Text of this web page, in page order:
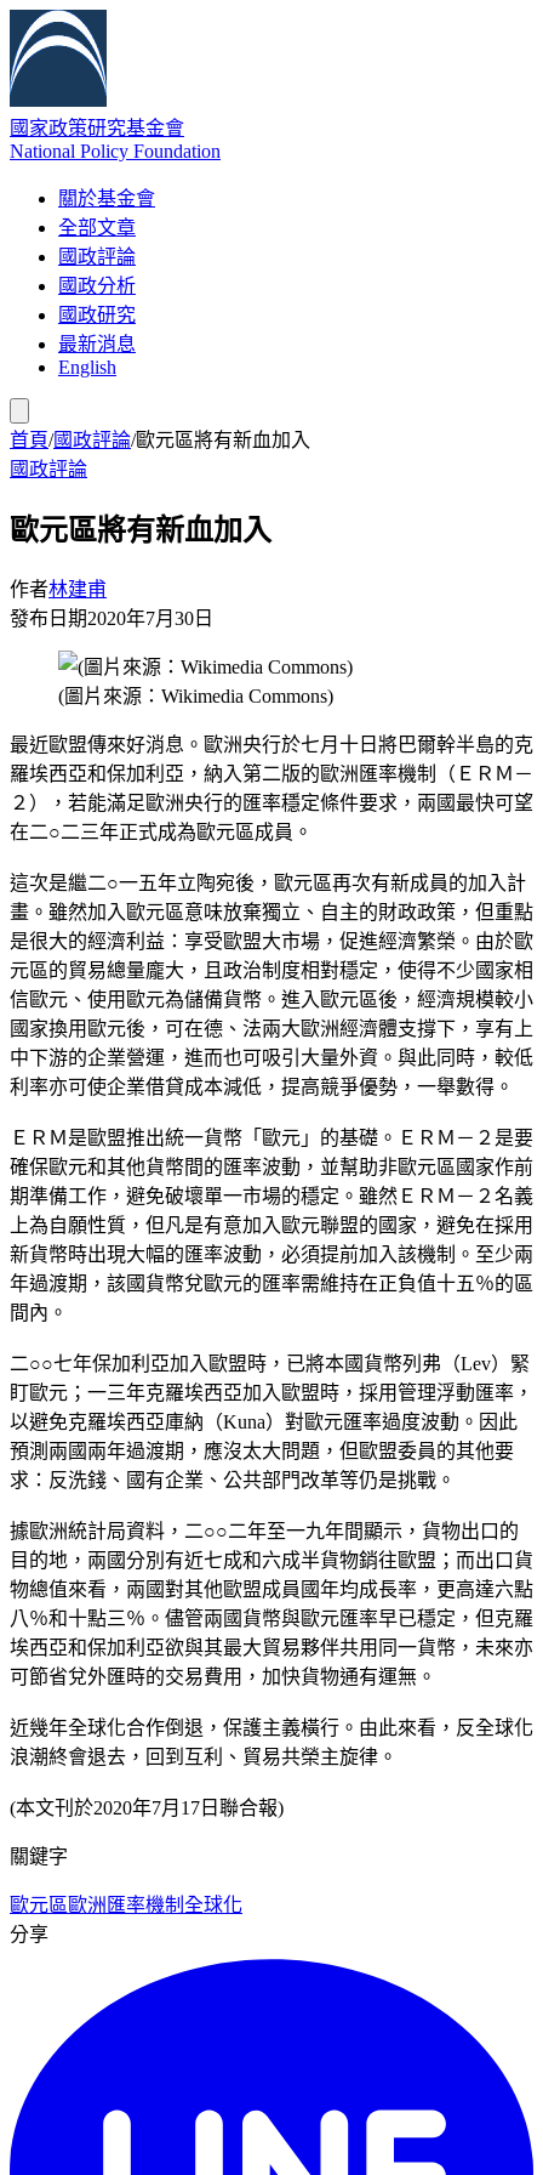
國家政策研究基金會
National Policy Foundation
關於基金會
全部文章
國政評論
國政分析
國政研究
最新消息
English
首頁/國政評論/歐元區將有新血加入
國政評論
歐元區將有新血加入
作者林建甫
發布日期2020年7月30日
(圖片來源：Wikimedia Commons)
最近歐盟傳來好消息。歐洲央行於七月十日將巴爾幹半島的克
羅埃西亞和保加利亞，納入第二版的歐洲匯率機制（ＥＲＭ－
２），若能滿足歐洲央行的匯率穩定條件要求，兩國最快可望
在二○二三年正式成為歐元區成員。
這次是繼二○一五年立陶宛後，歐元區再次有新成員的加入計
畫。雖然加入歐元區意味放棄獨立、自主的財政政策，但重點
是很大的經濟利益：享受歐盟大市場，促進經濟繁榮。由於歐
元區的貿易總量龐大，且政治制度相對穩定，使得不少國家相
信歐元、使用歐元為儲備貨幣。進入歐元區後，經濟規模較小
國家換用歐元後，可在德、法兩大歐洲經濟體支撐下，享有上
中下游的企業營運，進而也可吸引大量外資。與此同時，較低
利率亦可使企業借貸成本減低，提高競爭優勢，一舉數得。
ＥＲＭ是歐盟推出統一貨幣「歐元」的基礎。ＥＲＭ－２是要
確保歐元和其他貨幣間的匯率波動，並幫助非歐元區國家作前
期準備工作，避免破壞單一市場的穩定。雖然ＥＲＭ－２名義
上為自願性質，但凡是有意加入歐元聯盟的國家，避免在採用
新貨幣時出現大幅的匯率波動，必須提前加入該機制。至少兩
年過渡期，該國貨幣兌歐元的匯率需維持在正負值十五％的區
間內。
二○○七年保加利亞加入歐盟時，已將本國貨幣列弗（Lev）緊
盯歐元；一三年克羅埃西亞加入歐盟時，採用管理浮動匯率，
以避免克羅埃西亞庫納（Kuna）對歐元匯率過度波動。因此
預測兩國兩年過渡期，應沒太大問題，但歐盟委員的其他要
求：反洗錢、國有企業、公共部門改革等仍是挑戰。
據歐洲統計局資料，二○○二年至一九年間顯示，貨物出口的
目的地，兩國分別有近七成和六成半貨物銷往歐盟；而出口貨
物總值來看，兩國對其他歐盟成員國年均成長率，更高達六點
八％和十點三％。儘管兩國貨幣與歐元匯率早已穩定，但克羅
埃西亞和保加利亞欲與其最大貿易夥伴共用同一貨幣，未來亦
可節省兌外匯時的交易費用，加快貨物通有運無。
近幾年全球化合作倒退，保護主義橫行。由此來看，反全球化
浪潮終會退去，回到互利、貿易共榮主旋律。
(本文刊於2020年7月17日聯合報)
關鍵字
歐元區 歐洲匯率機制 全球化
分享